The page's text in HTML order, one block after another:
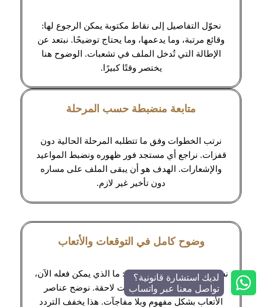
نحوّل التفاصيل إلى نقاط مكتوبة يمكن الرجوع لها:
وقائع مرتبة، وما يدعمها، وما يحتاج توضيحًا. نبتعد عن
الإطالة التي تُدخل الملف في تشعبات. الوضوح هنا
يختصر وقتًا كبيرًا.
متابعة منضبطة حسب المرحلة
نرتب الخطوات وفق ما تتطلبه المرحلة الحالية دون
قفزات. نراجع أي مستجد فور ظهوره ونضبط المواعيد
والإشعارات. الهدف هو أن يبقى الملف على مساره
دون تأخير غير لازم.
وضوح كامل في التوقعات والأتعاب
نشرح حدود العمل منذ البداية: ما الذي يمكن فعله الآن،
وما الذي يعتمد على تطورات لاحقة. نوضح عناصر
الأتعاب بشكل مفهوم وبلا مفاجآت. هذا يخفف التردد
لديك استشارة قانونية؟
تواصل معنا عبر واتساب